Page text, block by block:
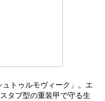
トゥルモヴィーク」。エ
タブ型の重装甲で守る生